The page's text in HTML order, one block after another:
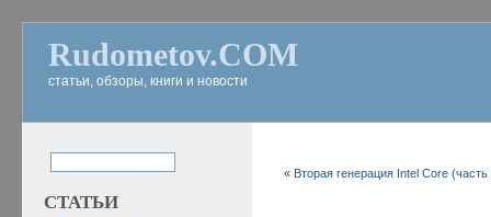
Rudometov.COM
статьи, обзоры, книги и новости
« Вторая генерация Intel Core (часть
СТАТЬИ